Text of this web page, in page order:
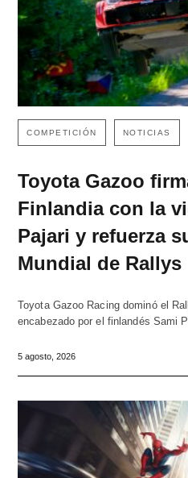
COMPETICIÓN NOTICIAS
Toyota Gazoo
Finlandia con la
Pajari y refuerza
Mundial de Rallys
Toyota Gazoo Racing dominó el
encabezado por el finlandés Sami
5 agosto, 2026